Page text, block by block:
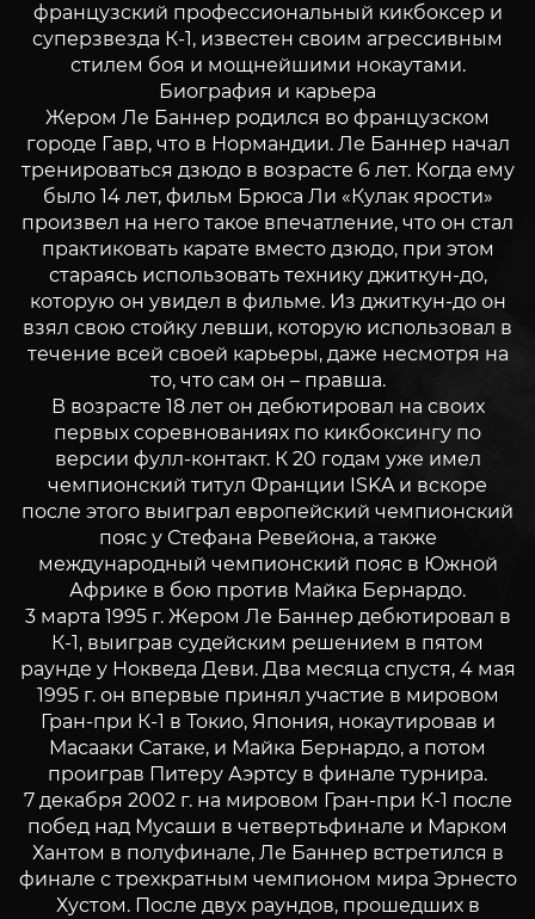
французский профессиональный кикбоксер и
суперзвезда К-1, известен своим агрессивным
стилем боя и мощнейшими нокаутами.
Биография и карьера
Жером Ле Баннер родился во французском
городе Гавр, что в Нормандии. Ле Баннер начал
тренироваться дзюдо в возрасте 6 лет. Когда ему
было 14 лет, фильм Брюса Ли «Кулак ярости»
произвел на него такое впечатление, что он стал
практиковать карате вместо дзюдо, при этом
стараясь использовать технику джиткун-до,
которую он увидел в фильме. Из джиткун-до он
взял свою стойку левши, которую использовал в
течение всей своей карьеры, даже несмотря на
то, что сам он – правша.
В возрасте 18 лет он дебютировал на своих
первых соревнованиях по кикбоксингу по
версии фулл-контакт. К 20 годам уже имел
чемпионский титул Франции ISKA и вскоре
после этого выиграл европейский чемпионский
пояс у Стефана Ревейона, а также
международный чемпионский пояс в Южной
Африке в бою против Майка Бернардо.
3 марта 1995 г. Жером Ле Баннер дебютировал в
К-1, выиграв судейским решением в пятом
раунде у Нокведа Деви. Два месяца спустя, 4 мая
1995 г. он впервые принял участие в мировом
Гран-при К-1 в Токио, Япония, нокаутировав и
Масааки Сатаке, и Майка Бернардо, а потом
проиграв Питеру Аэртсу в финале турнира.
7 декабря 2002 г. на мировом Гран-при К-1 после
побед над Мусаши в четвертьфинале и Марком
Хантом в полуфинале, Ле Баннер встретился в
финале с трехкратным чемпионом мира Эрнесто
Хустом. После двух раундов, прошедших в